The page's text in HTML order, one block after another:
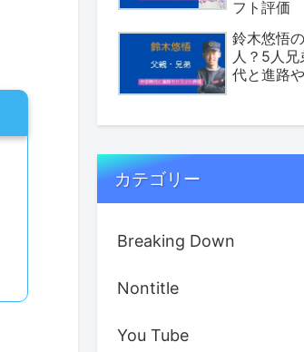
フト評価
鈴木悠悟
人？5人
代と進路
カテゴリー
Breaking Down
Nontitle
You Tube